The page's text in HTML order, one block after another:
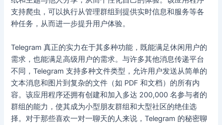
支持爬虫，可以执行从管理群组到提供实时信息和服务等各
种任务，从而进一步提升用户体验。
Telegram 真正的实力在于其多种功能，既能满足休闲用户的
需求，也能满足高级用户的需求。与许多其他消息传递平台
不同，Telegram 支持多种文件类型，允许用户发送从简单的
文本消息和图片到复杂的文件（如 PDF 和文档）的所有内
容。该应用程序还拥有创建和加入多达 200,000 名参与者的
群组的能力，使其成为小型朋友群组和大型社区的绝佳选
择。对于那些喜欢一对一聊天的人来说，Telegram 的秘密聊